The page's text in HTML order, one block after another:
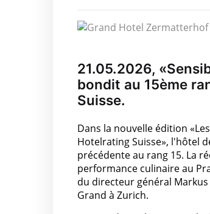
21.05.2026,
bondit au 15ème
Suisse.
Dans la nouvelle édition
Hotelrating Suisse», l'hôtel
précédente au rang 15. La
performance culinaire au
du directeur général
Grand à Zurich.